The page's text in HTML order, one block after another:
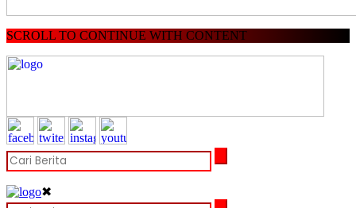
SCROLL TO CONTINUE WITH CONTENT
✖